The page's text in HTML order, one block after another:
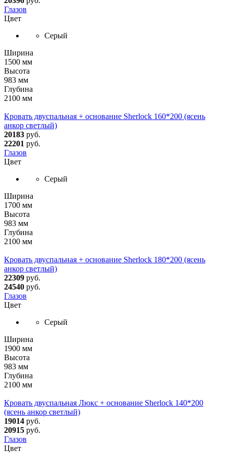
Глазов
Цвет
Серый
Ширина
1500 мм
Высота
983 мм
Глубина
2100 мм
Кровать двуспальная + основание Sherlock 160*200 (ясень
анкор светлый)
20183 руб.
22201 руб.
Глазов
Цвет
Серый
Ширина
1700 мм
Высота
983 мм
Глубина
2100 мм
Кровать двуспальная + основание Sherlock 180*200 (ясень
анкор светлый)
22309 руб.
24540 руб.
Глазов
Цвет
Серый
Ширина
1900 мм
Высота
983 мм
Глубина
2100 мм
Кровать двуспальная Люкс + основание Sherlock 140*200
(ясень анкор светлый)
19014 руб.
20915 руб.
Глазов
Цвет